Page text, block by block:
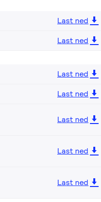
Last ned
Last ned
Last ned
Last ned
Last ned
Last ned
Last ned